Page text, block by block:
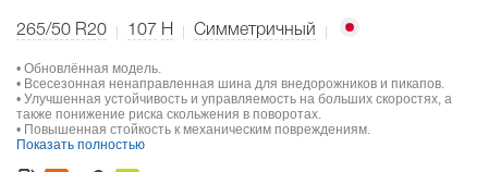
265/50 R20 107 H Симметричный
• Обновлённая модель.
• Всесезонная ненаправленная шина для внедорожников и пикапов.
• Улучшенная устойчивость и управляемость на больших скоростях, а
также понижение риска скольжения в поворотах.
• Повышенная стойкость к механическим повреждениям.
Показать полностью